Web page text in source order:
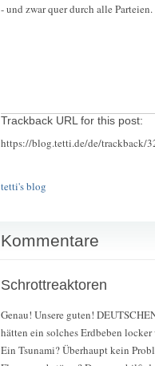
- und zwar quer durch alle Parteien.
Trackback URL for this post:
https://blog.tetti.de/de/trackback/
tetti's blog
Kommentare
Schrottreaktoren
Genau! Unsere guten!
hätten ein solches Erdbeben locker
Ein Tsunami? Überhaupt kein